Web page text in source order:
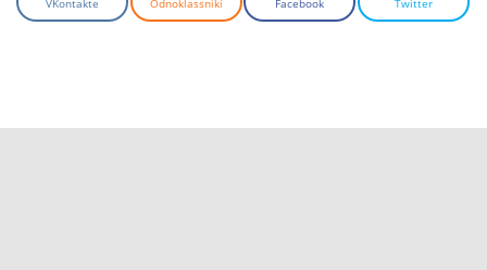
VKontakte Odnoklassniki Facebook Twitter